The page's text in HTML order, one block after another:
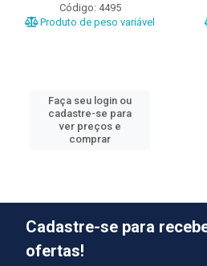
Código: 4495
Produto de peso variável
Faça seu login ou
cadastre-se para
ver preços e
comprar
Cadastre-se para
ofertas!